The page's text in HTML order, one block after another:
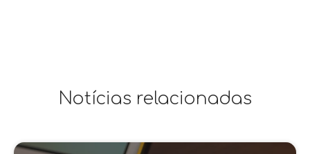
Notícias relacionadas